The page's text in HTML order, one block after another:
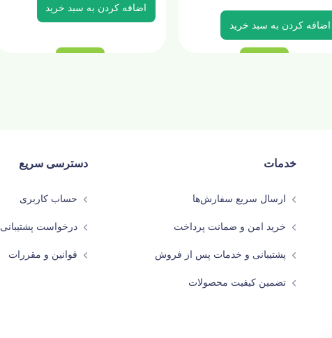
خدمات
ارسال سریع سفارش‌ها
خرید امن و ضمانت پرداخت
پشتیبانی و خدمات پس از فروش
تضمین کیفیت محصولات
دسترسی سریع
حساب کاربری
درخواست پشتیبانی
قوانین و مقررات